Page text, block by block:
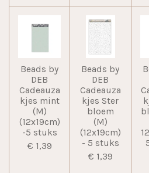
Beads by
DEB
Cadeauza
kjes mint
(M)
(12x19cm)
-5 stuks
€ 1,39
Beads by
DEB
Cadeauza
kjes Ster
bloem
(M)
(12x19cm)
- 5 stuks
€ 1,39